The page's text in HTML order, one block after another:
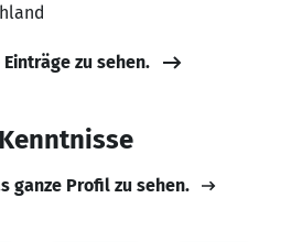
zu sehen.
ganze Profil zu sehen.